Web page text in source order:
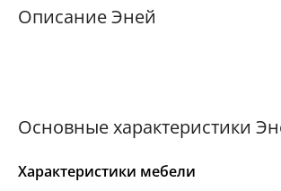
Описание Эней
Основные характеристики
Характеристики мебели